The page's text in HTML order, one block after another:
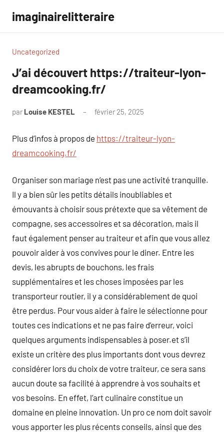
contenu
imaginairelitteraire
Uncategorized
J’ai découvert https://traiteur-lyon-
dreamcooking.fr/
par Louise KESTEL février 25, 2025
Plus d’infos à propos de https://traiteur-lyon-
dreamcooking.fr/
Organiser son mariage n’est pas une activité tranquille.
Il y a bien sûr les petits détails inoubliables et
émouvants à choisir sous prétexte que sa vêtement de
compagne, ses accessoires et sa décoration, mais il
faut également penser au traiteur et afin que vous allez
pouvoir aider à vos convives pour le diner. Entre les
devis, les abrupts de bouchons, les frais
supplémentaires et les choses imposées par les
transporteur routier, il y a considérablement de quoi
être perdus. Pour vous aider à faire le sélectionne pour
toutes ces indications et ne pas faire d’erreur, voici
quelques arguments indispensables à poser.et s’il
existe un critère des plus importants dont vous devrez
considérer lors du choix de votre traiteur, ce sera sans
aucun doute sa facilité à apprendre à vos souhaits et
vos besoins. En effet, l’art culinaire constitue un
domaine en pleine innovation. Un pro ce nom doit savoir
vous apporter les plus récents conseils, ainsi que des